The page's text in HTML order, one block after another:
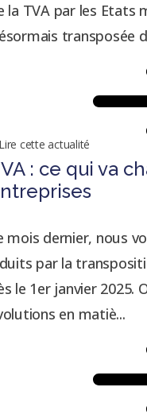
la TVA par les Etats
transposée
cette actualité
: ce qui va
mois dernier, nous
par la
le 1er janvier 2025.
en matiè...